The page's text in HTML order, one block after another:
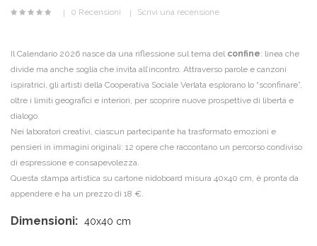
0 Recensioni Scrivi una recensione
Il Calendario 2026 nasce da una riflessione sul tema del confine: linea che
divide ma anche soglia che invita all’incontro. Attraverso parole e canzoni
ispiratrici, gli artisti della Cooperativa Sociale Verlata esplorano lo “sconfinare”,
oltre i limiti geografici e interiori, per scoprire nuove prospettive di libertà e
dialogo.
Nei laboratori creativi, ciascun partecipante ha trasformato emozioni e
pensieri in immagini originali: 12 opere che raccontano un percorso condiviso
di espressione e consapevolezza.
Questa stampa artistica su cartone nidoboard misura 40x40 cm, è pronta da
appendere e ha un prezzo di 18 €.
Dimensioni: 40x40 cm